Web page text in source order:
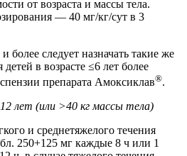
от возраста и массы тела.
— 40 мг/кг/сут в 3
более следует назначать такие же
в возрасте ≤6 лет более
препарата Амоксиклав®.
лет (или >40 кг массы тела)
и среднетяжелого течения
250+125 мг каждые 8 ч или 1